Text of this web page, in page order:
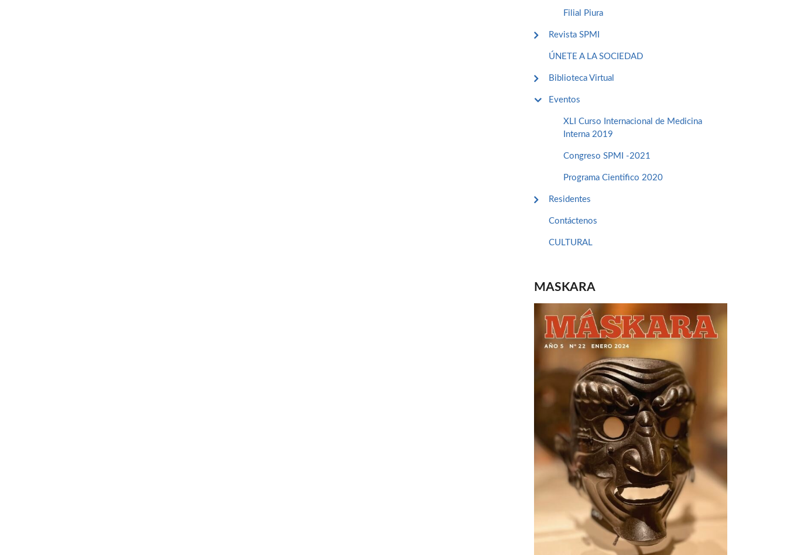
Filial Piura
Revista SPMI
ÚNETE A LA SOCIEDAD
Biblioteca Virtual
Eventos
XLI Curso Internacional de Medicina
Interna 2019
Congreso SPMI -2021
Programa Cientifico 2020
Residentes
Contáctenos
CULTURAL
MASKARA